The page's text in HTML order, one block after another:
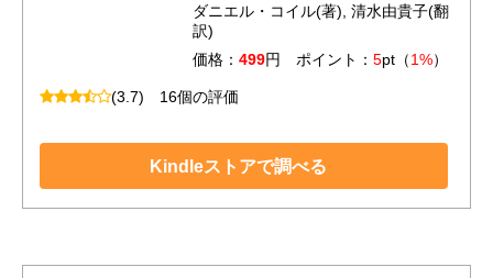
ダニエル・コイル(著), 清水由貴子(翻
訳)
価格： 499円 ポイント： 5pt（1%）
(3.7) 16個の評価
Kindleストアで調べる